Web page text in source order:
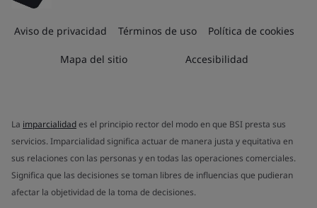
Aviso de privacidad Términos de uso Política de cookies
Mapa del sitio Accesibilidad
La imparcialidades el principio rector del modo en que BSI presta sus
servicios. Imparcialidad significa actuar de manera justa y equitativa en
sus relaciones con las personas y en todas las operaciones comerciales.
Significa que las decisiones se toman libres de influencias que pudieran
afectar la objetividad de la toma de decisiones.